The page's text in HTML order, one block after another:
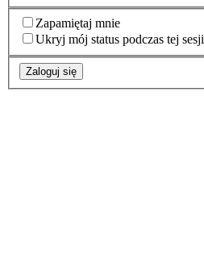
Zapamiętaj mnie
Ukryj mój status podczas tej sesji